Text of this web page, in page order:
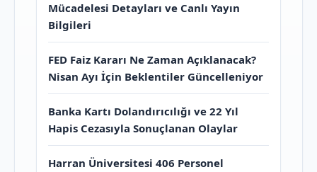
Mücadelesi Detayları ve Canlı Yayın
Bilgileri
FED Faiz Kararı Ne Zaman Açıklanacak?
Nisan Ayı İçin Beklentiler Güncelleniyor
Banka Kartı Dolandırıcılığı ve 22 Yıl
Hapis Cezasıyla Sonuçlanan Olaylar
Harran Üniversitesi 406 Personel